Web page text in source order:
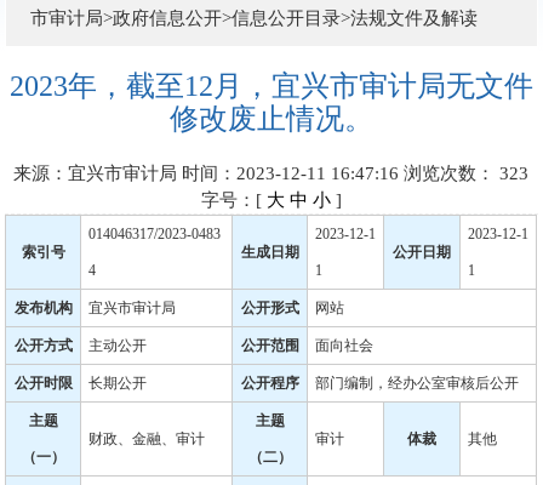
市审计局>政府信息公开>信息公开目录>法规文件及解读
2023年，截至12月，宜兴市审计局无文件
修改废止情况。
来源：宜兴市审计局 时间：2023-12-11 16:47:16 浏览次数：323
字号：[ 大 中 小]
索引号
014046317/2023-0483
4
生成日期
2023-12-1
1
公开日期
2023-12-1
1
发布机构 宜兴市审计局 公开形式 网站
公开方式 主动公开 公开范围 面向社会
公开时限 长期公开 公开程序 部门编制，经办公室审核后公开
主题
（一）
财政、金融、审计
主题
（二）
审计 体裁 其他